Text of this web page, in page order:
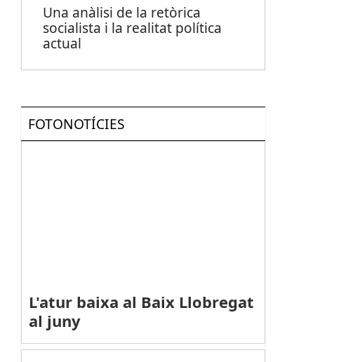
Una anàlisi de la retòrica
socialista i la realitat política
actual
FOTONOTÍCIES
L'atur baixa al Baix Llobregat
al juny